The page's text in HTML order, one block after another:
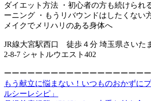
ダイエット方法 ・初心者の方も続けられ
ーニング ・もうリバウンドはしたくない
メイクでメリハリのある身体へ
JR線大宮駅西口 徒歩４分 埼玉県さいた
2-8-7 シャトルウエスト402
ーーーーーーーーーーーーーーーーーー
もう献立に悩まない！いつものおかずに
ルシーレシピ」